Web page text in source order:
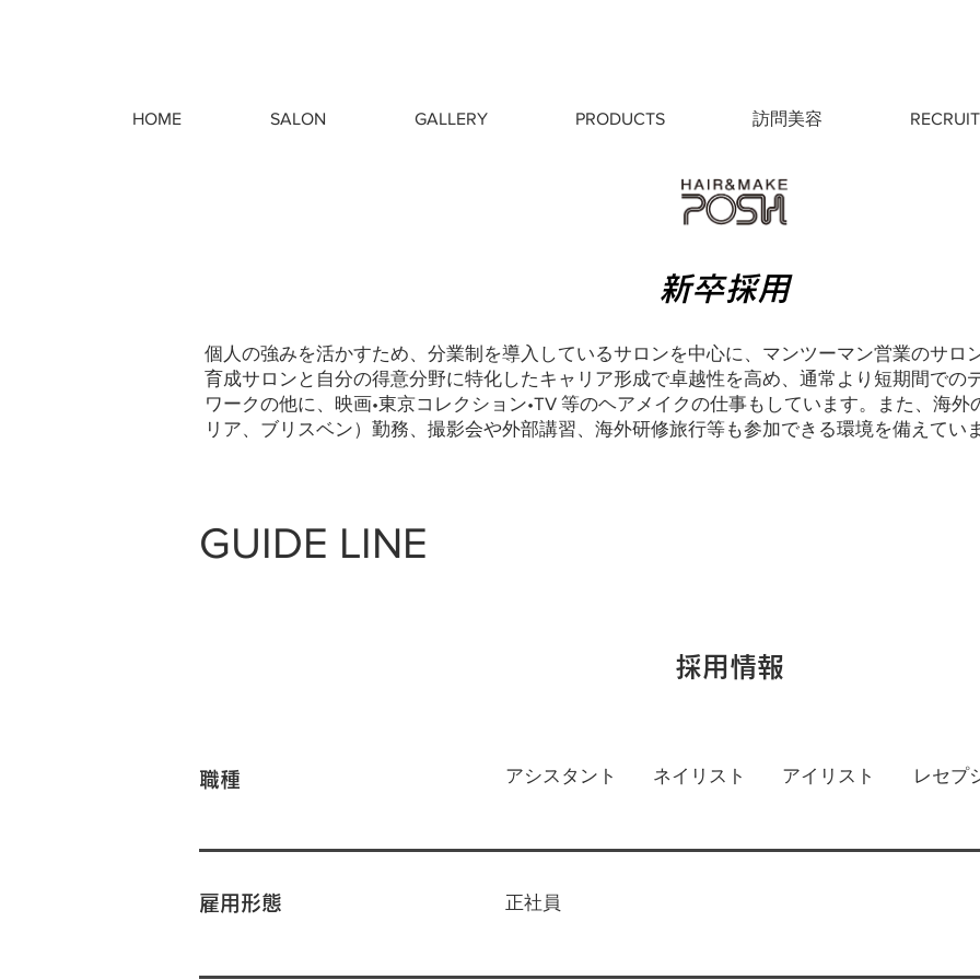
HOME SALON GALLERY PRODUCTS 訪問美容 RECRUIT
新卒採用
個人の強みを活かすため、分業制を導入しているサロンを中心に、マンツーマン営業のサロ
育成サロンと自分の得意分野に特化したキャリア形成で卓越性を高め、通常より短期間での
ワークの他に、映画•東京コレクション•TV 等のヘアメイクの仕事もしています。また、海
リア、ブリスベン）勤務、撮影会や外部講習、海外研修旅行等も参加できる環境を備えてい
GUIDE LINE
採用情報
職種 アシスタント ​ネイリスト アイリスト レセプ
雇用形態 正社員